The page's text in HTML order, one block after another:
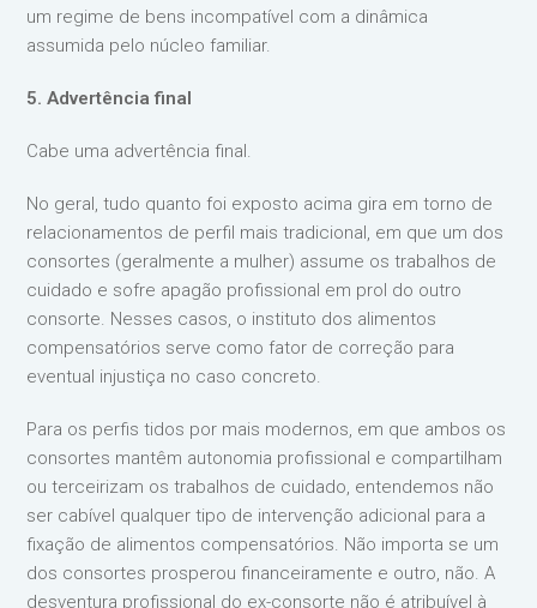
um regime de bens incompatível com a dinâmica
assumida pelo núcleo familiar.
5. Advertência final
Cabe uma advertência final.
No geral, tudo quanto foi exposto acima gira em torno de
relacionamentos de perfil mais tradicional, em que um dos
consortes (geralmente a mulher) assume os trabalhos de
cuidado e sofre apagão profissional em prol do outro
consorte. Nesses casos, o instituto dos alimentos
compensatórios serve como fator de correção para
eventual injustiça no caso concreto.
Para os perfis tidos por mais modernos, em que ambos os
consortes mantêm autonomia profissional e compartilham
ou terceirizam os trabalhos de cuidado, entendemos não
ser cabível qualquer tipo de intervenção adicional para a
fixação de alimentos compensatórios. Não importa se um
dos consortes prosperou financeiramente e outro, não. A
desventura profissional do ex-consorte não é atribuível à